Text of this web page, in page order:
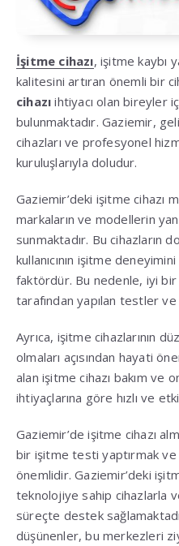
İşitme cihazı, işitme kaybı
kalitesini artıran önemli bir
cihazı ihtiyacı olan bireyler
bulunmaktadır. Gaziemir,
cihazları ve profesyonel
kuruluşlarıyla doludur.
Gaziemir’deki işitme cihazı
markaların ve modellerin
sunmaktadır. Bu cihazların
kullanıcının işitme
faktördür. Bu nedenle, iyi
tarafından yapılan testler
Ayrıca, işitme cihazlarının
olmaları açısından hayati
alan işitme cihazı bakım ve
ihtiyaçlarına göre hızlı ve
Gaziemir’de işitme cihazı
bir işitme testi yaptırmak ve
önemlidir. Gaziemir’deki
teknolojiye sahip cihazlarla
süreçte destek
düşünenler, bu merkezleri